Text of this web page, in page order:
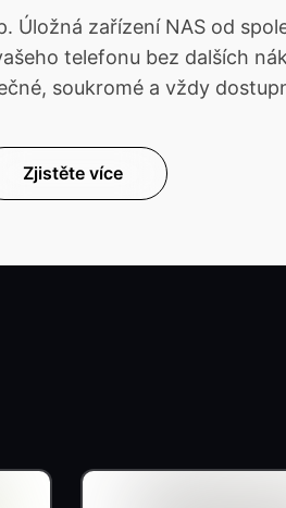
zařízení NAS od
telefonu bez dalších
soukromé a vždy
Zjistěte více